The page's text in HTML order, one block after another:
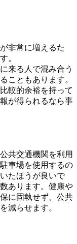
非常に増えるた
。
来る人で混み合う
こともあります。
較的余裕を持って
が得られるなら事
共交通機関を利用
車場を使用するの
たほうが良いで
あります。健康や
に固執せず、公共
減らせます。